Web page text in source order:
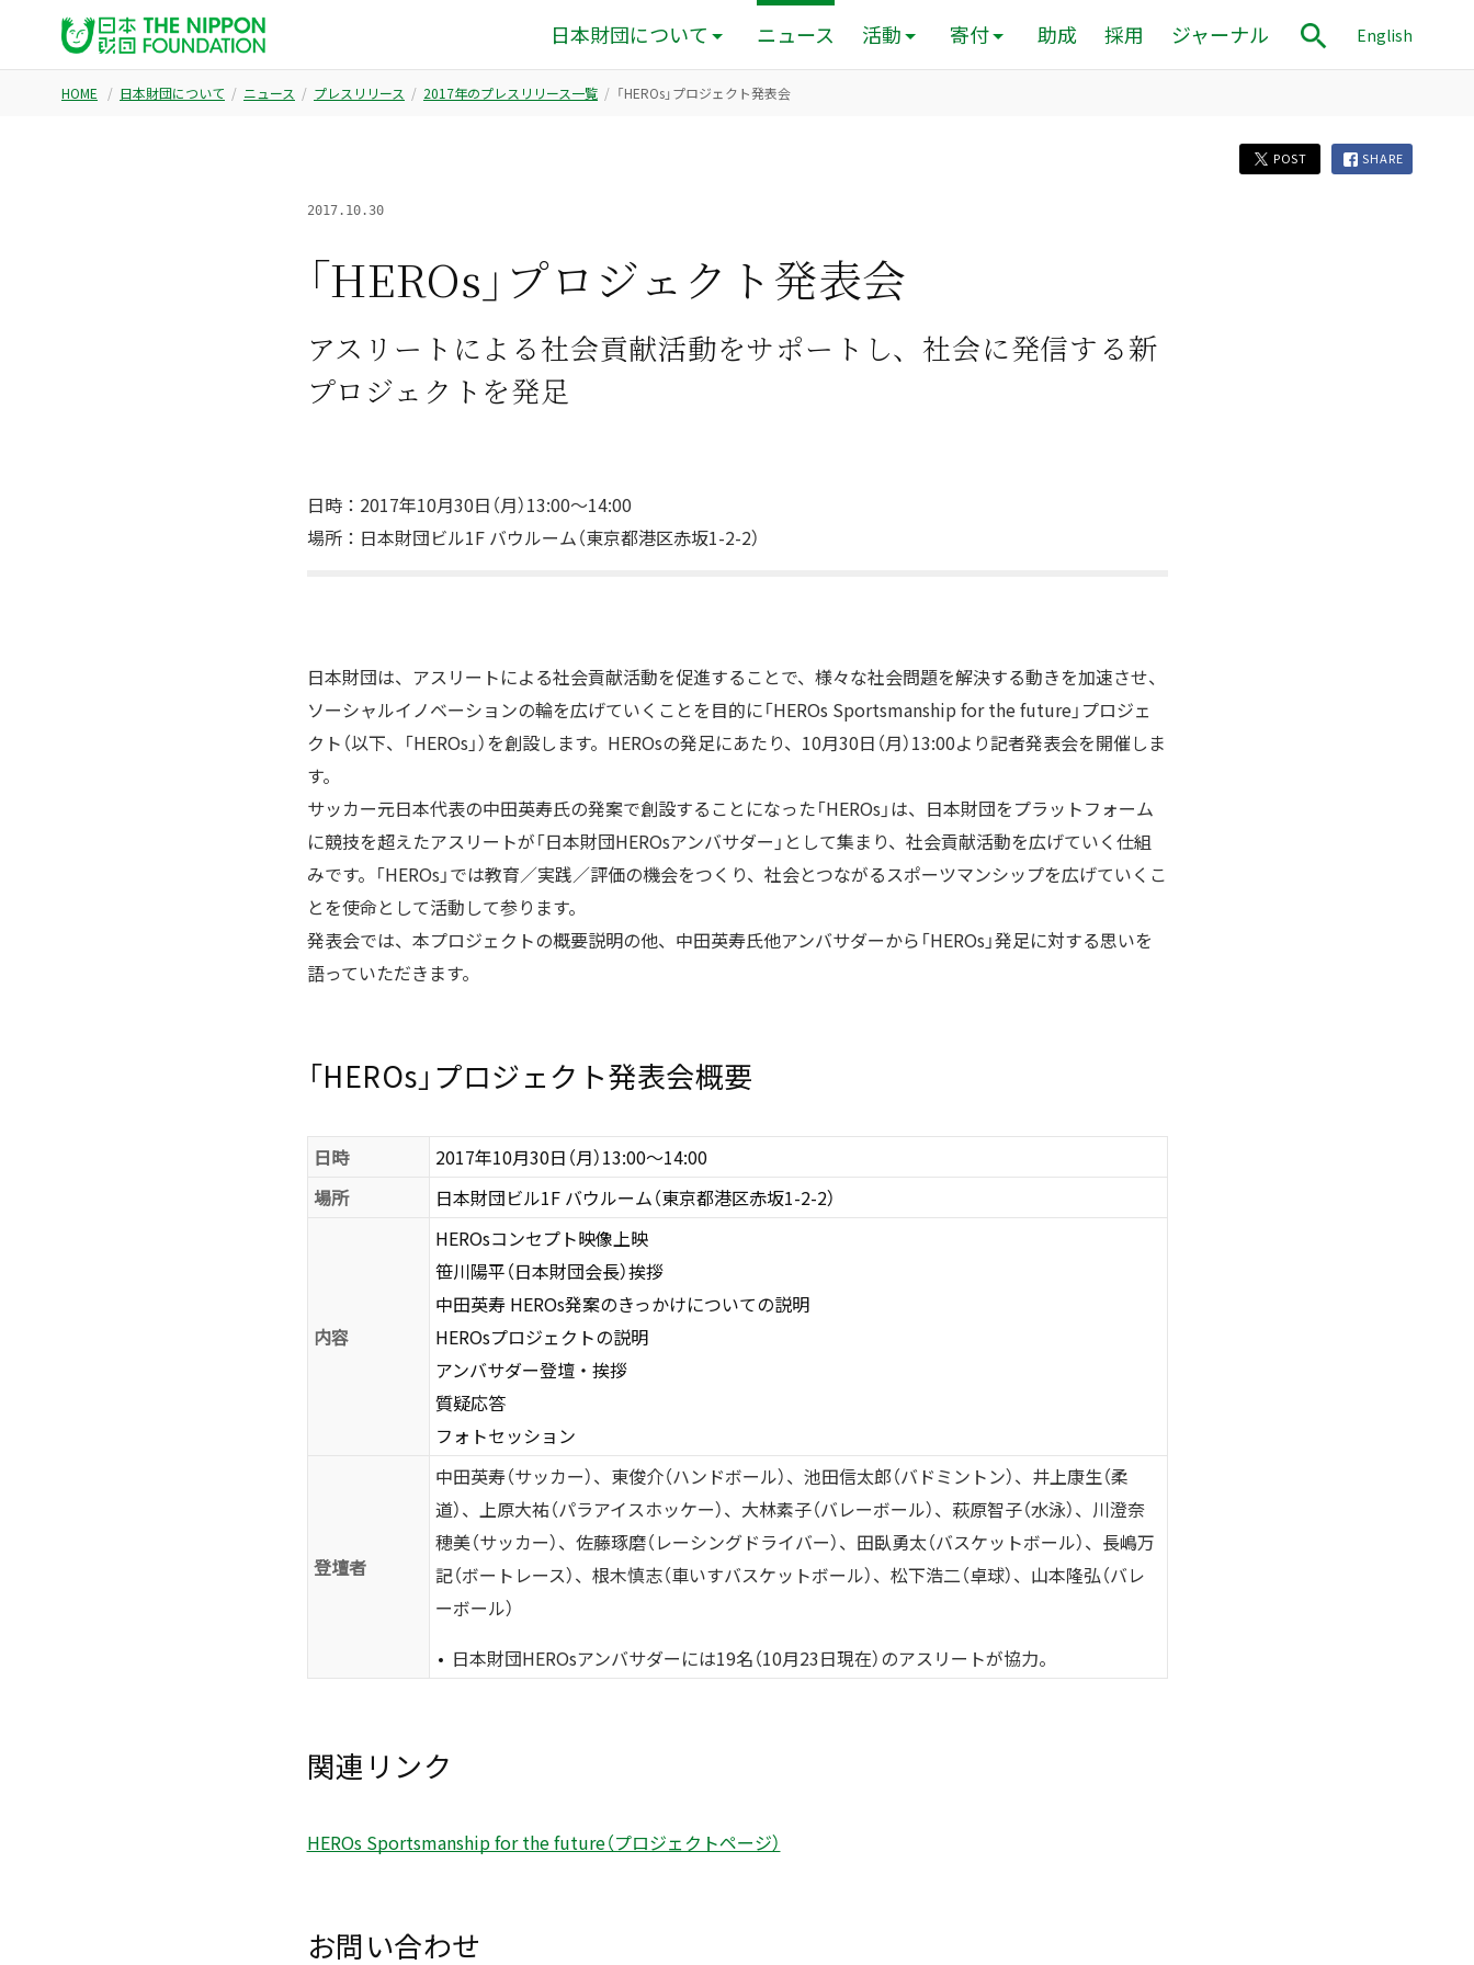
日本財団について ニュース 活動 寄付 助成 採用 ジャーナル English
HOME 日本財団について ニュース プレスリリース 2017年のプレスリリース一覧 「HEROs」プロジェクト発表会
POST SHARE
2017.10.30
「HEROs」プロジェクト発表会
アスリートによる社会貢献活動をサポートし、社会に発信する新
プロジェクトを発足
日時：2017年10月30日（月）13:00～14:00
場所：日本財団ビル1F バウルーム（東京都港区赤坂1-2-2）
日本財団は、アスリートによる社会貢献活動を促進することで、様々な社会問題を解決する動きを加速させ、
ソーシャルイノベーションの輪を広げていくことを目的に「HEROs Sportsmanship for the future」プロジェ
クト（以下、「HEROs」）を創設します。HEROsの発足にあたり、10月30日（月）13:00より記者発表会を開催しま
す。
サッカー元日本代表の中田英寿氏の発案で創設することになった「HEROs」は、日本財団をプラットフォーム
に競技を超えたアスリートが「日本財団HEROsアンバサダー」として集まり、社会貢献活動を広げていく仕組
みです。「HEROs」では教育／実践／評価の機会をつくり、社会とつながるスポーツマンシップを広げていくこ
とを使命として活動して参ります。
発表会では、本プロジェクトの概要説明の他、中田英寿氏他アンバサダーから「HEROs」発足に対する思いを
語っていただきます。
「HEROs」プロジェクト発表会概要
日時
2017年10月30日（月）13:00～14:00
場所
日本財団ビル1F バウルーム（東京都港区赤坂1-2-2）
内容
HEROsコンセプト映像上映
笹川陽平（日本財団会長）挨拶
中田英寿 HEROs発案のきっかけについての説明
HEROsプロジェクトの説明
アンバサダー登壇・挨拶
質疑応答
フォトセッション
登壇者
中田英寿（サッカー）、東俊介（ハンドボール）、池田信太郎（バドミントン）、井上康生（柔
道）、上原大祐（パラアイスホッケー）、大林素子（バレーボール）、萩原智子（水泳）、川澄奈
穂美（サッカー）、佐藤琢磨（レーシングドライバー）、田臥勇太（バスケットボール）、長嶋万
記（ボートレース）、根木慎志（車いすバスケットボール）、松下浩二（卓球）、山本隆弘（バレ
ーボール）
日本財団HEROsアンバサダーには19名（10月23日現在）のアスリートが協力。
関連リンク
HEROs Sportsmanship for the future（プロジェクトページ）
お問い合わせ